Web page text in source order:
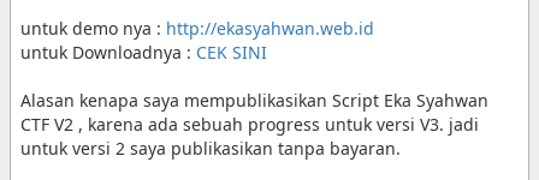
untuk demo nya : http://ekasyahwan.web.id
untuk Downloadnya : CEK SINI
Alasan kenapa saya mempublikasikan Script Eka Syahwan
CTF V2 , karena ada sebuah progress untuk versi V3. jadi
untuk versi 2 saya publikasikan tanpa bayaran.